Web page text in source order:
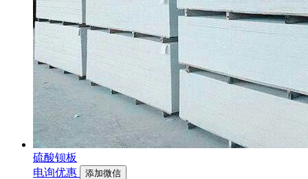
硫酸钡板
电询优惠
添加微信